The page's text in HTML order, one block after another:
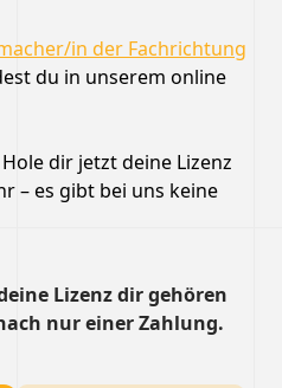
in der Fachrichtung
du in unserem online
dir jetzt deine Lizenz
– es gibt bei uns keine
Lizenz dir gehören
nur einer Zahlung.